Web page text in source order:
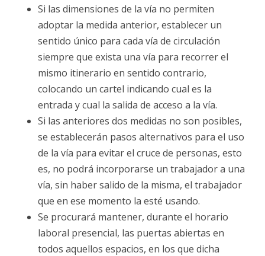
Si las dimensiones de la vía no permiten
adoptar la medida anterior, establecer un
sentido único para cada vía de circulación
siempre que exista una vía para recorrer el
mismo itinerario en sentido contrario,
colocando un cartel indicando cual es la
entrada y cual la salida de acceso a la vía.
Si las anteriores dos medidas no son posibles,
se establecerán pasos alternativos para el uso
de la vía para evitar el cruce de personas, esto
es, no podrá incorporarse un trabajador a una
vía, sin haber salido de la misma, el trabajador
que en ese momento la esté usando.
Se procurará mantener, durante el horario
laboral presencial, las puertas abiertas en
todos aquellos espacios, en los que dicha